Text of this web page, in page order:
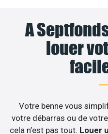
A
louer
Votre benne vous
votre débarras ou de
cela n’est pas tout. Louer